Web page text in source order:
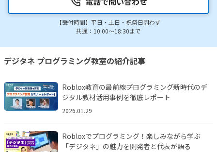
【受付時間】平日・土日・祝祭日問わず
共通：10:00～18:30まで
デジタネ プログラミング教室の紹介記事
Roblox教育の最前線――プログラミング新時代のデ
ジタル教材活用事例を徹底レポート
2026.01.29
Robloxでプログラミング！楽しみながら学ぶ
「デジタネ」の魅力を開発者と代表が語る